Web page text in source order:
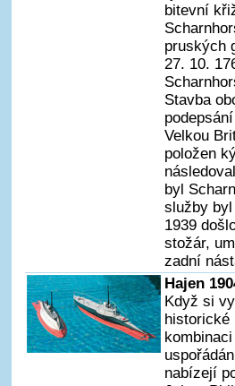
bitevní
pruských
27. 10.
Stavba
Velkou
položen
byl
služby
1939
stožár,
zadní
Hajen
Když si
historické
nabízejí